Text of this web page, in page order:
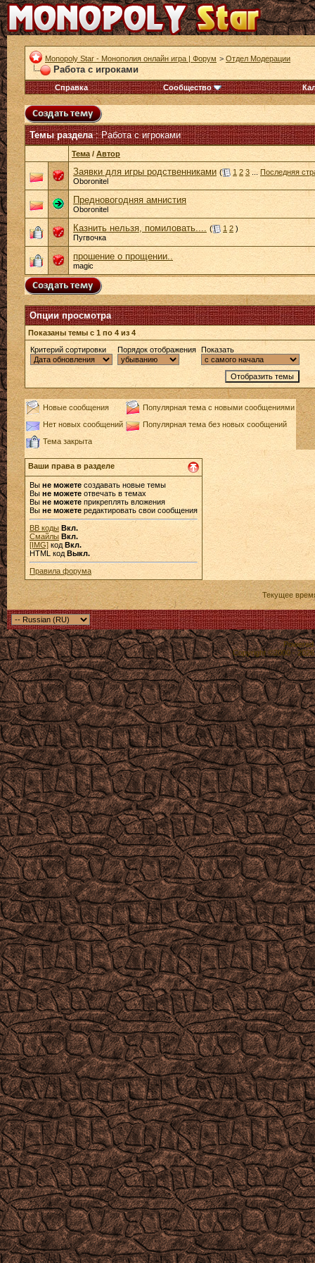
Monopoly Star - Монополия онлайн игра | Форум > Отдел Модерации
Работа с игроками
Справка Сообщество
Темы раздела: Работа с игроками
Тема / Автор
Заявки для игры родственниками ( 1 2 3 ...Последняя
Oboronitel
Предновогодняя амнистия
Oboronitel
Казнить нельзя, помиловать.... ( 1 2 )
Пугвочка
прошение о прощении..
magic
Опции просмотра
Показаны темы с 1 по 4 из 4
Критерий сортировки
Порядок отображения Показать
Новые сообщения
Популярная тема с новыми сообщениями
Нет новых сообщений
Популярная тема без новых сообщений
Тема закрыта
Ваши права в разделе
Вы не можете создавать новые темы
Выне можете отвечать в темах
Выне можете прикреплять вложения
Вы не можетередактировать свои сообщения
BB коды Вкл.
Смайлы Вкл.
[IMG] код Вкл.
HTML код Выкл.
Правила форума
Текущее
Powered
Copyright ©2000 -